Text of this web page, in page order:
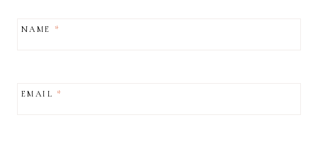
NAME *
EMAIL*